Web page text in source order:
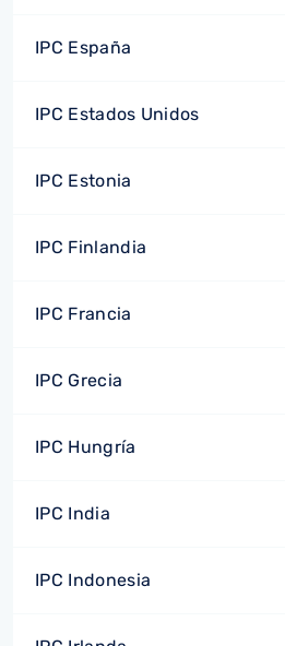
IPC España
IPC Estados Unidos
IPC Estonia
IPC Finlandia
IPC Francia
IPC Grecia
IPC Hungría
IPC India
IPC Indonesia